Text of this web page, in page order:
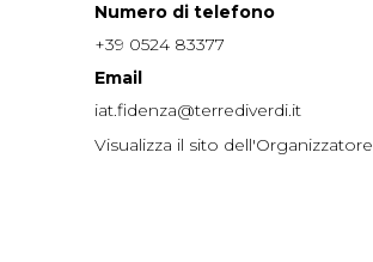
Numero di telefono
+39 0524 83377
Email
iat.fidenza@terrediverdi.it
Visualizza il sito dell'Organizzatore